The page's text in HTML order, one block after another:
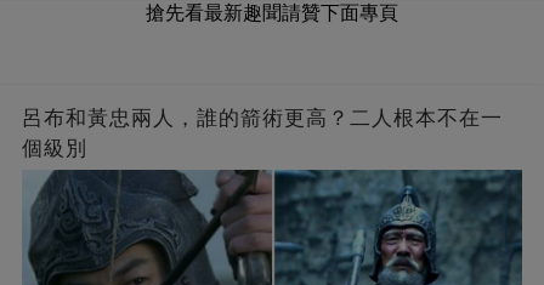
搶先看最新趣聞請贊下面專頁
呂布和黃忠兩人，誰的箭術更高？二人根本不在一
個級別